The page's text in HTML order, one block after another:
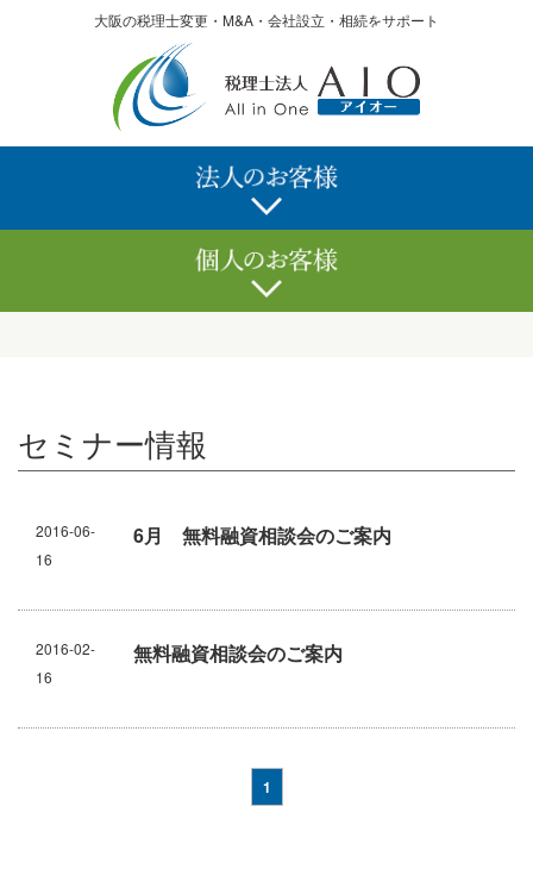
大阪の税理士変更・M&A・会社設立・相続をサポート
記帳代行サービス
決算申告サービス
経理でお困りなら
顧問サービス
税務調査
クリニックのかたへ
確定申告サービス
相続サービス
記帳代行サービス
会社設立
融資
無料経営診断
アスリートのかたへ
セミナー情報
2016-06-
16
6月 無料融資相談会のご案内
2016-02-
16
無料融資相談会のご案内
1